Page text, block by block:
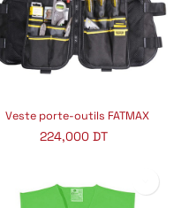
Veste porte-outils FATMAX
224,000 DT